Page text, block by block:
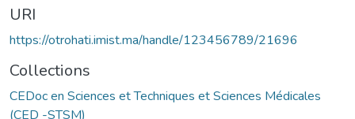
URI
https://otrohati.imist.ma/handle/123456789/21696
Collections
CEDoc en Sciences et Techniques et Sciences Médicales
(CED -STSM)